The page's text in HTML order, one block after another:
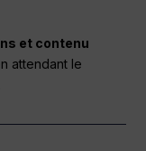
et contenu
attendant le